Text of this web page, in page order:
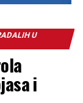
U
i